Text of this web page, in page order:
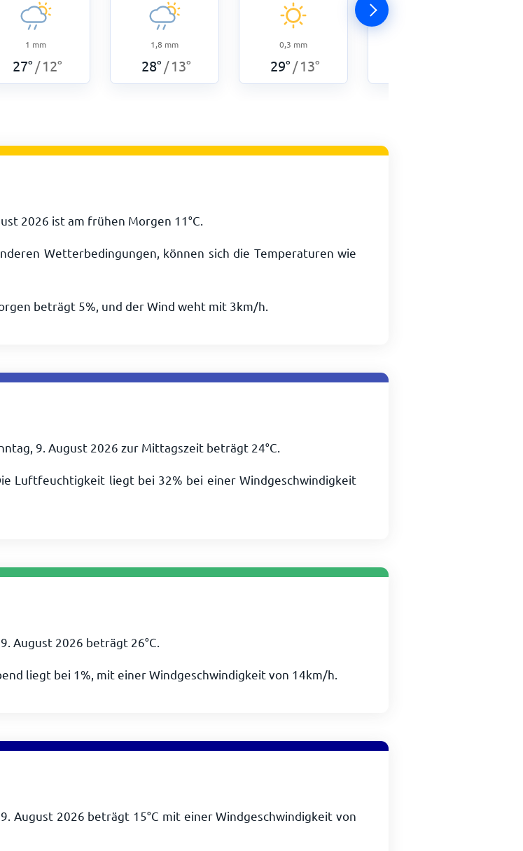
1 mm
27° / 12°
1,8 mm
28° / 13°
0,3 mm
29° / 13°
2026 ist am frühen Morgen 11°C
Wetterbedingungen, können sich die Temperaturen wie
beträgt 5%, und der Wind weht mit 3km/h
9. August 2026 zur Mittagszeit beträgt 24°C
Luftfeuchtigkeit liegt bei 32% bei einer Windgeschwindigkeit
August 2026 beträgt 26°C
liegt bei 1%, mit einer Windgeschwindigkeit von 14km/h
August 2026 beträgt 15°C mit einer Windgeschwindigkeit von